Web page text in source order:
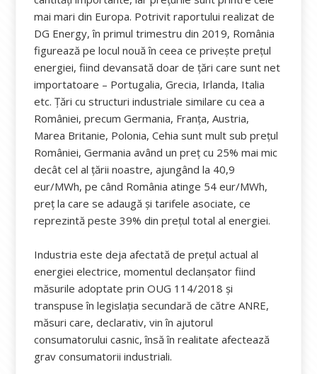
mai mari din Europa. Potrivit raportului realizat de
DG Energy, în primul trimestru din 2019, România
figurează pe locul nouă în ceea ce privește prețul
energiei, fiind devansată doar de țări care sunt net
importatoare – Portugalia, Grecia, Irlanda, Italia
etc. Țări cu structuri industriale similare cu cea a
României, precum Germania, Franța, Austria,
Marea Britanie, Polonia, Cehia sunt mult sub prețul
României, Germania având un preț cu 25% mai mic
decât cel al țării noastre, ajungând la 40,9
eur/MWh, pe când România atinge 54 eur/MWh,
preț la care se adaugă și tarifele asociate, ce
reprezintă peste 39% din prețul total al energiei.
Industria este deja afectată de prețul actual al
energiei electrice, momentul declanșator fiind
măsurile adoptate prin OUG 114/2018 și
transpuse în legislația secundară de către ANRE,
măsuri care, declarativ, vin în ajutorul
consumatorului casnic, însă în realitate afectează
grav consumatorii industriali.